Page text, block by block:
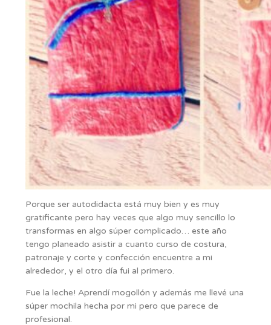
Porque ser autodidacta está muy bien y es muy
gratificante pero hay veces que algo muy sencillo lo
transformas en algo súper complicado… este año
tengo planeado asistir a cuanto curso de costura,
patronaje y corte y confección encuentre a mi
alrededor, y el otro día fui al primero.
Fue la leche! Aprendí mogollón y además me llevé una
súper mochila hecha por mi pero que parece de
profesional.